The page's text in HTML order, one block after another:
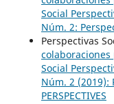
Social
Núm. 2:
Perspectivas
colaboraciones
Social
Núm. 2 (2019):
PERSPECTIVES